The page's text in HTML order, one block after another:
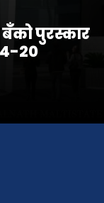
बँको पुरस्कार
20